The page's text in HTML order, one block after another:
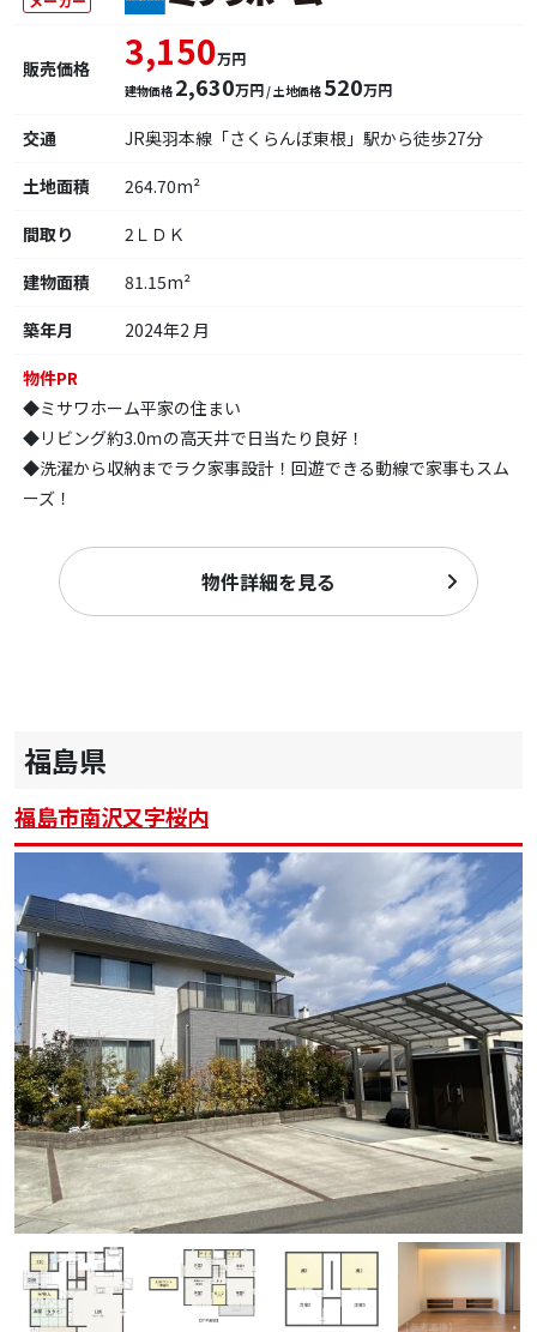
販売価格 3,150万円
建物価格 2,630万円 / 土地価格 520万円
交通
JR奥羽本線「さくらんぼ東根」駅から徒歩27分
土地面積
264.70m²
間取り
2ＬＤＫ
建物面積
81.15m²
築年月
2024年2 月
物件PR
◆ミサワホーム平家の住まい
◆リビング約3.0ｍの高天井で日当たり良好！
◆洗濯から収納までラク家事設計！回遊できる動線で家事もスム
ーズ！
物件詳細を見る
福島県
福島市南沢又字桜内